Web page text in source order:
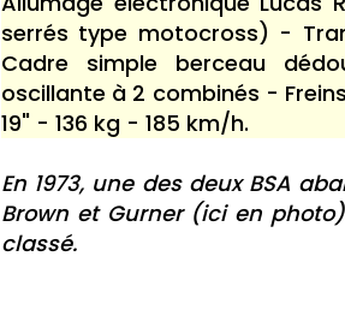
serrés type motocross) -
Cadre simple berceau
oscillante à 2 combinés -
19" - 136 kg - 185 km/h.
En 1973, une des deux BSA
Brown et Gurner (ici en
classé.